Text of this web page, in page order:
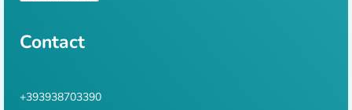
Contact
+393938703390